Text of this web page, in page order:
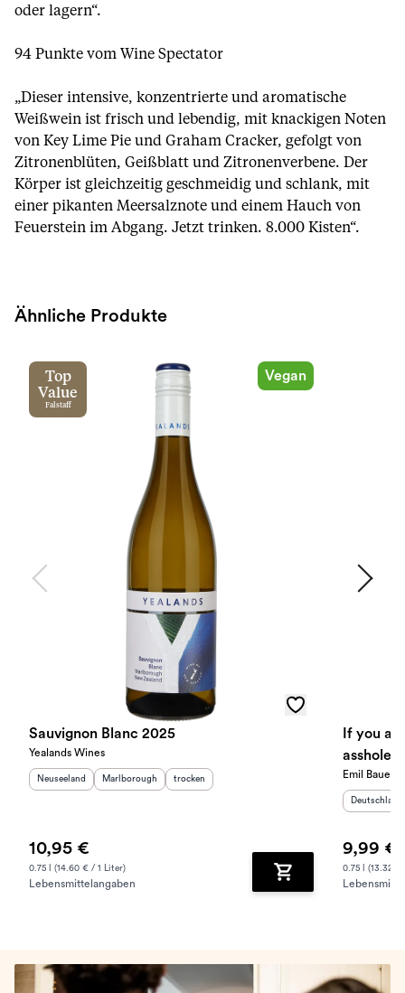
oder lagern“.
94 Punkte vom Wine Spectator
„Dieser intensive, konzentrierte und aromatische
Weißwein ist frisch und lebendig, mit knackigen Noten
von Key Lime Pie und Graham Cracker, gefolgt von
Zitronenblüten, Geißblatt und Zitronenverbene. Der
Körper ist gleichzeitig geschmeidig und schlank, mit
einer pikanten Meersalznote und einem Hauch von
Feuerstein im Abgang. Jetzt trinken. 8.000 Kisten“.
Ähnliche Produkte
Top
Value
Falstaff
Vegan
Sauvignon Blanc 2025
Yealands Wines
Herkunftsland
Neuseeland Herkunftsregion
Marlborough Geschmack
trocken
10,95 €
0.75 l (14.60 € / 1 Liter)
Lebensmittelangaben Zum Warenkorb
If you
asshole
trocken
Emil Bauer
Deutschland
9,99 €
0.75 l (13.32 €